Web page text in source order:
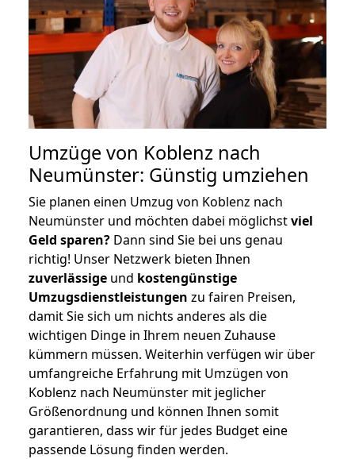
Umzüge von Koblenz nach
Neumünster: Günstig umziehen
Sie planen einen Umzug von Koblenz nach
Neumünster und möchten dabei möglichstviel
Geld sparen? Dann sind Sie bei uns genau
richtig! Unser Netzwerk bieten Ihnen
zuverlässige und kostengünstige
Umzugsdienstleistungen zu fairen Preisen,
damit Sie sich um nichts anderes als die
wichtigen Dinge in Ihrem neuen Zuhause
kümmern müssen. Weiterhin verfügen wir über
umfangreiche Erfahrung mit Umzügen von
Koblenz nach Neumünster mit jeglicher
Größenordnung und können Ihnen somit
garantieren, dass wir für jedes Budget eine
passende Lösung finden werden.